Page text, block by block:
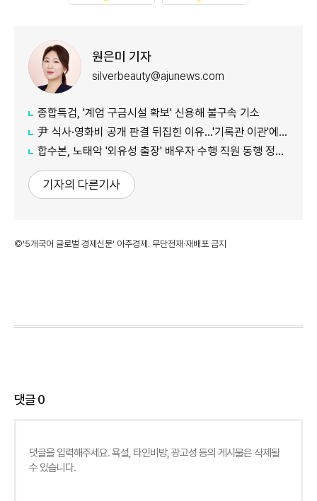
원은미 기자
silverbeauty@ajunews.com
종합특검, '계엄 구금시설 확보' 신용해 불구속 기소
尹 식사·영화비 공개 판결 뒤집힌 이유…'기록관 이관'에 소송 실익 쟁점
합수본, 노태악 '외유성 출장' 배우자 수행 직원 동행 정황 포착
기자의 다른기사
©'5개국어 글로벌 경제신문' 아주경제. 무단전재·재배포 금지
댓글0